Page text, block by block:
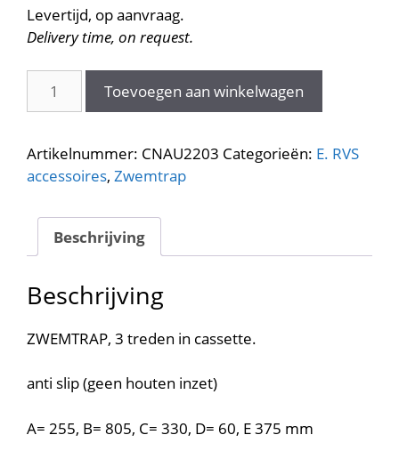
Levertijd, op aanvraag.
Delivery time, on request.
CNAU2203
Toevoegen aan winkelwagen
Artikelnummer: CNAU2203 Categorieën: E. RVS
accessoires, Zwemtrap
Beschrijving
Beschrijving
ZWEMTRAP, 3 treden in cassette.
anti slip (geen houten inzet)
A= 255, B= 805, C= 330, D= 60, E 375 mm